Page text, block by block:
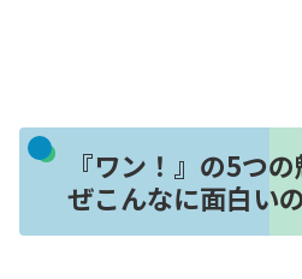
『ワン！』の5つ
ぜこんなに面白い